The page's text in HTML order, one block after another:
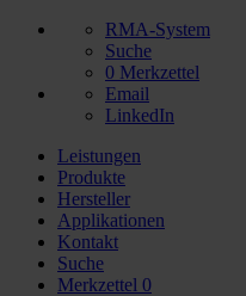
RMA-System
Suche
0 Merkzettel
Email
LinkedIn
Leistungen
Produkte
Hersteller
Applikationen
Kontakt
Suche
Merkzettel 0